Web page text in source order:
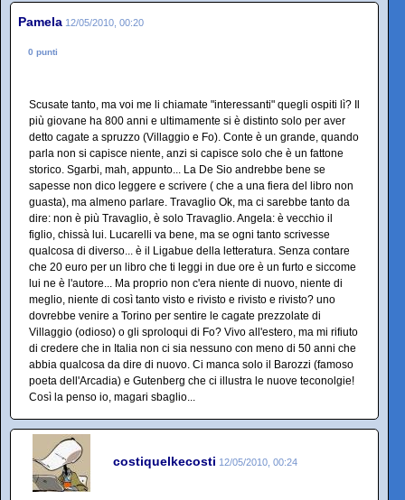
Pamela 12/05/2010, 00:20
0 punti
Scusate tanto, ma voi me li chiamate "interessanti" quegli ospiti lì? Il
più giovane ha 800 anni e ultimamente si è distinto solo per aver
detto cagate a spruzzo (Villaggio e Fo). Conte è un grande, quando
parla non si capisce niente, anzi si capisce solo che è un fattone
storico. Sgarbi, mah, appunto... La De Sio andrebbe bene se
sapesse non dico leggere e scrivere ( che a una fiera del libro non
guasta), ma almeno parlare. Travaglio Ok, ma ci sarebbe tanto da
dire: non è più Travaglio, è solo Travaglio. Angela: è vecchio il
figlio, chissà lui. Lucarelli va bene, ma se ogni tanto scrivesse
qualcosa di diverso... è il Ligabue della letteratura. Senza contare
che 20 euro per un libro che ti leggi in due ore è un furto e siccome
lui ne è l'autore... Ma proprio non c'era niente di nuovo, niente di
meglio, niente di così tanto visto e rivisto e rivisto e rivisto? uno
dovrebbe venire a Torino per sentire le cagate prezzolate di
Villaggio (odioso) o gli sproloqui di Fo? Vivo all'estero, ma mi rifiuto
di credere che in Italia non ci sia nessuno con meno di 50 anni che
abbia qualcosa da dire di nuovo. Ci manca solo il Barozzi (famoso
poeta dell'Arcadia) e Gutenberg che ci illustra le nuove teconolgie!
Così la penso io, magari sbaglio...
costiquelkecosti 12/05/2010, 00:24